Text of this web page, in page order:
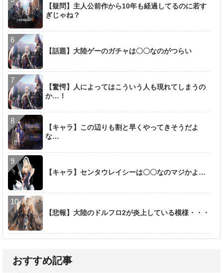
【疑問】主人公前作から10年も経過してるのに若す
ぎじゃね？
【話題】大陸ゲーのガチャは〇〇なのがつらい
【驚愕】人によってはこういう人も現れてしまうの
か…！
【キャラ】この辺りも割と早くやってきそうだよ
な…
【キャラ】センタウレイシーは〇〇なのマジかよ…
【悲報】大陸のドルフロ2が炎上している模様・・・
おすすめ記事